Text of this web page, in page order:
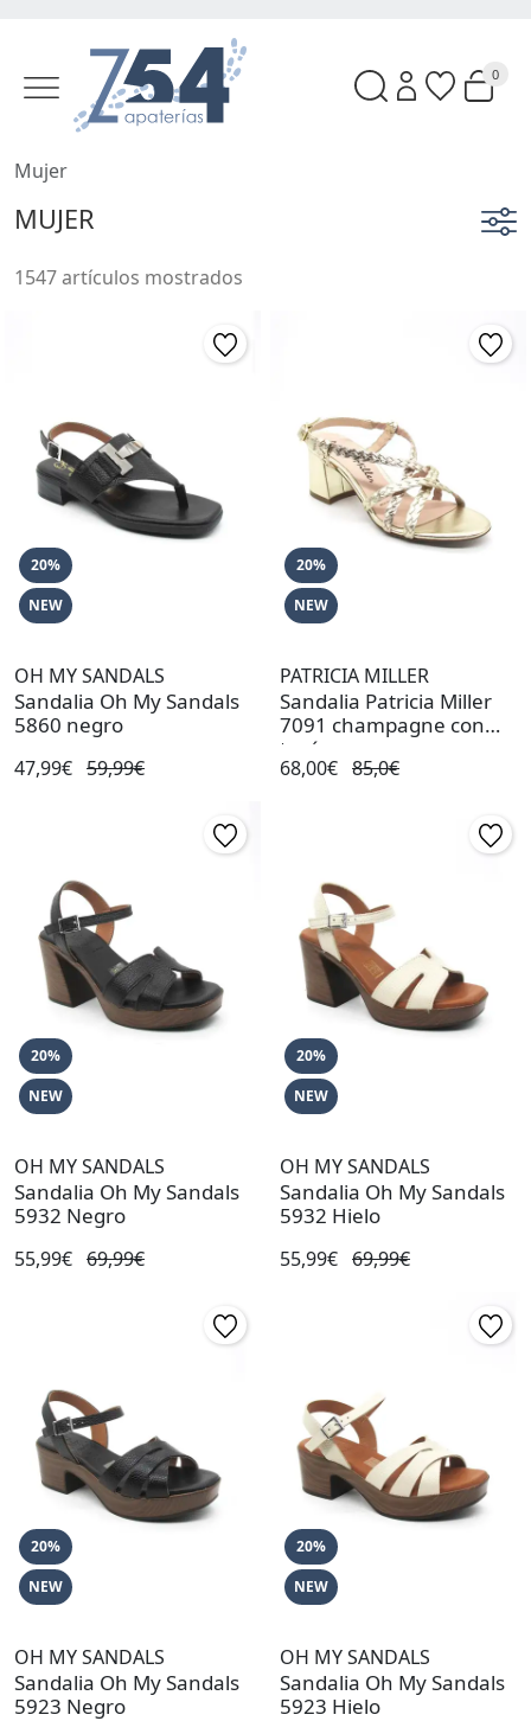
0
Mujer
MUJER
1547 artículos mostrados
20%
NEW
OH MY SANDALS
Sandalia Oh My Sandals
5860 negro
47,99€ 59,99€
20%
NEW
PATRICIA MILLER
Sandalia Patricia Miller
7091 champagne con
tacón
68,00€ 85,0€
20%
NEW
OH MY SANDALS
Sandalia Oh My Sandals
5932 Negro
55,99€ 69,99€
20%
NEW
OH MY SANDALS
Sandalia Oh My Sandals
5932 Hielo
55,99€ 69,99€
20%
NEW
OH MY SANDALS
Sandalia Oh My Sandals
5923 Negro
20%
NEW
OH MY SANDALS
Sandalia Oh My Sandals
5923 Hielo